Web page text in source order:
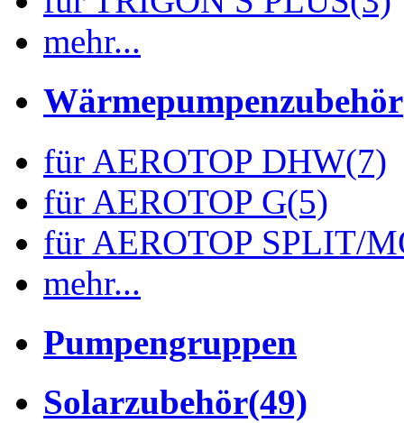
mehr...
Wärmepumpenzubehör
für AEROTOP DHW(7)
für AEROTOP G(5)
für AEROTOP SPLIT/
mehr...
Pumpengruppen
Solarzubehör(49)